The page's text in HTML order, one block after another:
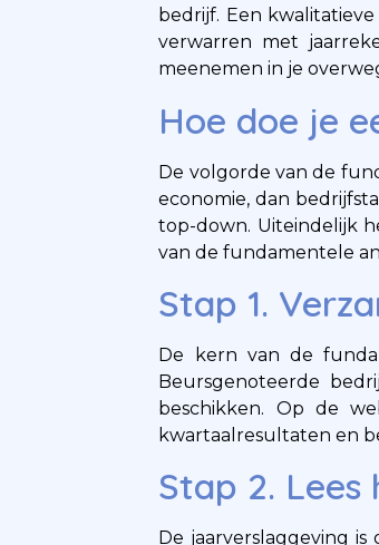
bedrijf. Een
verwarren met
meenemen in je
Hoe doe je
De volgorde van de
economie, dan
top-down. Uiteindelijk
van de fundamentele
Stap 1.
De kern van de
Beursgenoteerde
beschikken. Op de
kwartaalresultaten en
Stap 2.
De jaarverslaggeving